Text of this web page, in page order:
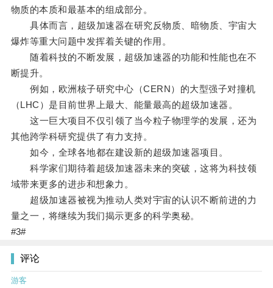
物质的本质和最基本的组成部分。
具体而言，超级加速器在研究反物质、暗物质、宇宙大
爆炸等重大问题中发挥着关键的作用。
随着科技的不断发展，超级加速器的功能和性能也在不
断提升。
例如，欧洲核子研究中心（CERN）的大型强子对撞机
（LHC）是目前世界上最大、能量最高的超级加速器。
这一巨大项目不仅引领了当今粒子物理学的发展，还为
其他跨学科研究提供了有力支持。
如今，全球各地都在建设新的超级加速器项目。
科学家们期待着超级加速器未来的突破，这将为科技领
域带来更多的进步和想象力。
超级加速器被视为推动人类对宇宙的认识不断前进的力
量之一，将继续为我们揭示更多的科学奥秘。
#3#
评论
游客